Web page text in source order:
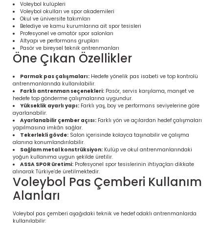
| Dayanıklı ve Modüler
Voleybol kulüpleri
Voleybol okulları ve spor akademileri
Okul ve üniversite takımları
Belediye ve kamu kurumlarına ait spor tesisleri
Profesyonel ve amatör spor salonları
Altyapı ve performans grupları
Pasör ve bireysel teknik antrenmanları
Öne Çıkan Özellikler
Parmak pas çalışmaları: Hedefe yönelik pas isabeti ve top kontrolü
antrenmanlarında kullanılabilir.
Farklı antrenman seçenekleri: Pasör, servis karşılama, manşet ve
hedefe top gönderme çalışmalarına uygundur.
Yükseklik ayarlı yapı: Farklı yaş, boy ve performans seviyelerine göre
ayarlanabilir.
Ayarlanabilir çember açısı: Farklı yön ve açılardan hedef çalışmaları
yapılmasına imkân sağlar.
Tekerlekli gövde: Salon içerisinde kolayca taşınabilir ve çalışma
alanına konumlandırılabilir.
Sağlam metal konstrüksiyon: Kulüp ve okul antrenmanlarındaki
yoğun kullanıma uygun şekilde üretilir.
ASSA SPOR üretimi: Profesyonel spor tesislerinin ihtiyaçları dikkate
alınarak Türkiye’de üretilmektedir.
Voleybol Pas Çemberi Kullanım
Alanları
Voleybol pas çemberi aşağıdaki teknik ve hedef odaklı antrenmanlarda
kullanılabilir: